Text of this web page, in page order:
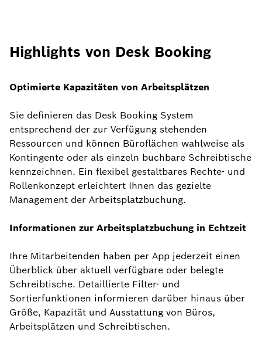
Highlights von Desk Booking
Optimierte Kapazitäten von Arbeitsplätzen
Sie definieren das Desk Booking System
entsprechend der zur Verfügung stehenden
Ressourcen und können Büroflächen wahlweise als
Kontingente oder als einzeln buchbare Schreibtische
kennzeichnen. Ein flexibel gestaltbares Rechte- und
Rollenkonzept erleichtert Ihnen das gezielte
Management der Arbeitsplatzbuchung.
Informationen zur Arbeitsplatzbuchung in Echtzeit
Ihre Mitarbeitenden haben per App jederzeit einen
Überblick über aktuell verfügbare oder belegte
Schreibtische. Detaillierte Filter- und
Sortierfunktionen informieren darüber hinaus über
Größe, Kapazität und Ausstattung von Büros,
Arbeitsplätzen und Schreibtischen.